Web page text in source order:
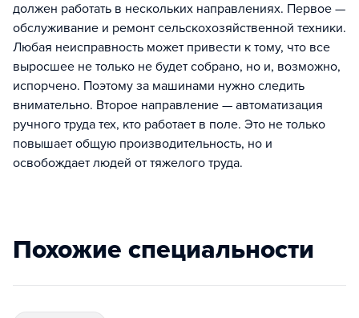
должен работать в нескольких направлениях. Первое —
обслуживание и ремонт сельскохозяйственной техники.
Любая неисправность может привести к тому, что все
выросшее не только не будет собрано, но и, возможно,
испорчено. Поэтому за машинами нужно следить
внимательно. Второе направление — автоматизация
ручного труда тех, кто работает в поле. Это не только
повышает общую производительность, но и
освобождает людей от тяжелого труда.
Похожие специальности